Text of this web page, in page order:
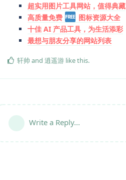
超实用图片工具网站，值得典藏
高质量免费
图标资源大全
十佳 AI 产品工具，为生活添彩
最想与朋友分享的网站列表
轩帅 and 逍遥游 like this.
Write a Reply...